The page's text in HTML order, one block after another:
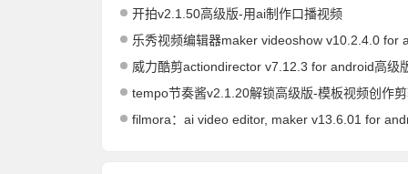
开拍v2.1.50高级版-用ai制作口播视频
乐秀视频编辑器maker videoshow v10.2.4.0 for android解锁
威力酷剪actiondirector v7.12.3 for android高级
tempo节奏酱v2.1.20解锁高级版-模板视频创作
filmora：ai video editor, maker v13.6.01 for android国际